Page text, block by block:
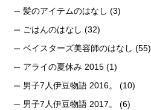
髪のアイテムのはなし (3)
ごはんのはなし (32)
ベイスターズ美容師のはなし (55)
アライの夏休み 2015 (1)
男子7人伊豆物語 2016。
(10)
男子7人伊豆物語 2017。
(6)